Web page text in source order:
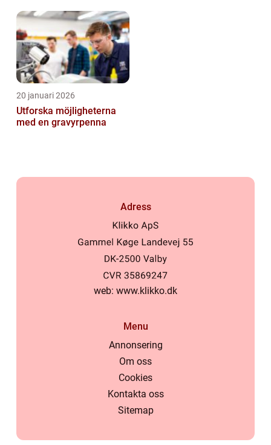
20 januari 2026
Utforska möjligheterna
med en gravyrpenna
Adress
web: www.klikko.dk
Menu
Annonsering
Om oss
Cookies
Kontakta oss
Sitemap